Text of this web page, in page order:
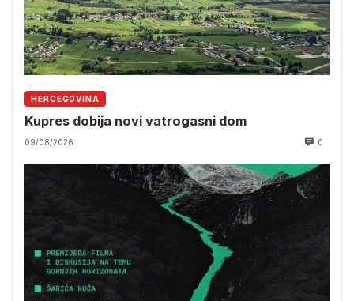
HERCEGOVINA
Kupres dobija novi vatrogasni dom
09/08/2026 0